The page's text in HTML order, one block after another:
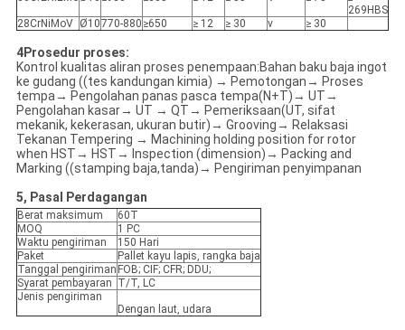
269HBS
28CrNiMoV Ø10770-880 ≥650 ≥ 12 ≥ 30 v ≥ 30
4Prosedur proses:
Kontrol kualitas aliran proses penempaan:Bahan baku baja ingot
ke gudang ((tes kandungan kimia) → Pemotongan→ Proses
tempa→ Pengolahan panas pasca tempa(N+T)→ UT→
Pengolahan kasar→ UT → QT→ Pemeriksaan(UT, sifat
mekanik, kekerasan, ukuran butir)→ Grooving→ Relaksasi
Tekanan Tempering → Machining holding position for rotor
when HST→ HST→ Inspection (dimension)→ Packing and
Marking ((stamping baja,tanda)→ Pengiriman penyimpanan
5, Pasal Perdagangan
Berat maksimum
60T
MOQ
1 PC
Waktu pengiriman
150 Hari
Paket
Pallet kayu lapis, rangka baja
Tanggal pengiriman FOB; CIF; CFR; DDU;
Syarat pembayaran T/T, LC
Jenis pengiriman
Dengan laut, udara